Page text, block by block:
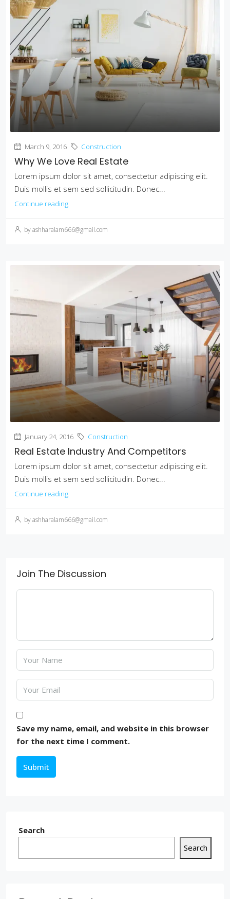
March 9, 2016 Construction
Why We Love Real Estate
Lorem ipsum dolor sit amet, consectetur adipiscing elit.
Duis mollis et sem sed sollicitudin. Donec...
Continue reading
by ashharalam666@gmail.com
January 24, 2016 Construction
Real Estate Industry And Competitors
Lorem ipsum dolor sit amet, consectetur adipiscing elit.
Duis mollis et sem sed sollicitudin. Donec...
Continue reading
by ashharalam666@gmail.com
Join The Discussion
Save my name, email, and website in this browser
for the next time I comment.
Submit
Search
Search